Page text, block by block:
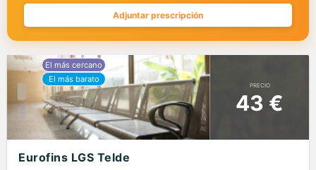
Adjuntar prescripción
PRECIO
43 €
Eurofins LGS Telde